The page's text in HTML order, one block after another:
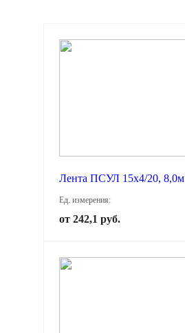
Лента ПСУЛ 15х4/20, 8,0м
Ед. измерения:
от 242,1 руб.